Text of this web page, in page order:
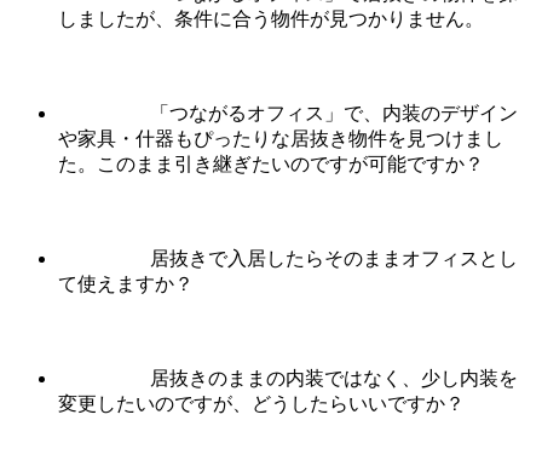
しましたが、条件に合う物件が見つかりません。
「つながるオフィス」で、内装のデザイン
や家具・什器もぴったりな居抜き物件を見つけまし
た。このまま引き継ぎたいのですが可能ですか？
居抜きで入居したらそのままオフィスとし
て使えますか？
居抜きのままの内装ではなく、少し内装を
変更したいのですが、どうしたらいいですか？